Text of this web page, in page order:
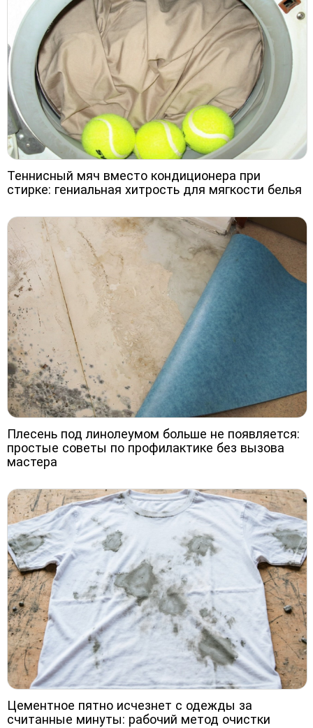
Теннисный мяч вместо кондиционера при
стирке: гениальная хитрость для мягкости белья
Плесень под линолеумом больше не появляется:
простые советы по профилактике без вызова
мастера
Цементное пятно исчезнет с одежды за
считанные минуты: рабочий метод очистки